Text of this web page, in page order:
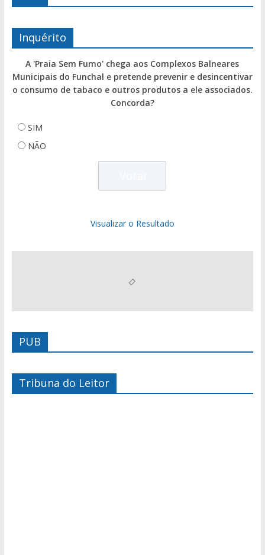
Inquérito
A 'Praia Sem Fumo' chega aos Complexos Balneares
Municipais do Funchal e pretende prevenir e desincentivar
o consumo de tabaco e outros produtos a ele associados.
Concorda?
SIM
NÃO
Visualizar o Resultado
PUB
Tribuna do Leitor